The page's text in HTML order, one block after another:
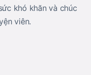
khó khăn và chúc
viên.